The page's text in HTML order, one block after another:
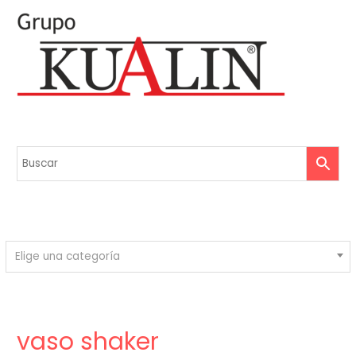
Elige una categoría
vaso shaker